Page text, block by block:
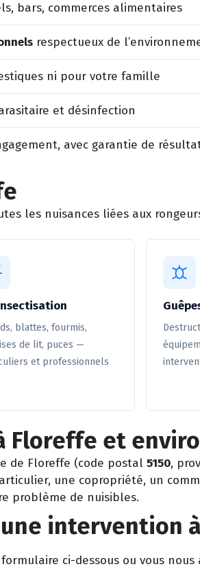
bars, commerces alimentaires
respectueux de
ni pour votre famille
et désinfection
avec garantie de
les nuisances liées aux
blattes, fourmis,
de lit, puces —
et professionnels
Floreffe et
de Floreffe (code postal 5150,
une copropriété, un
problème de nuisibles.
intervention
ci-dessous ou vous nous